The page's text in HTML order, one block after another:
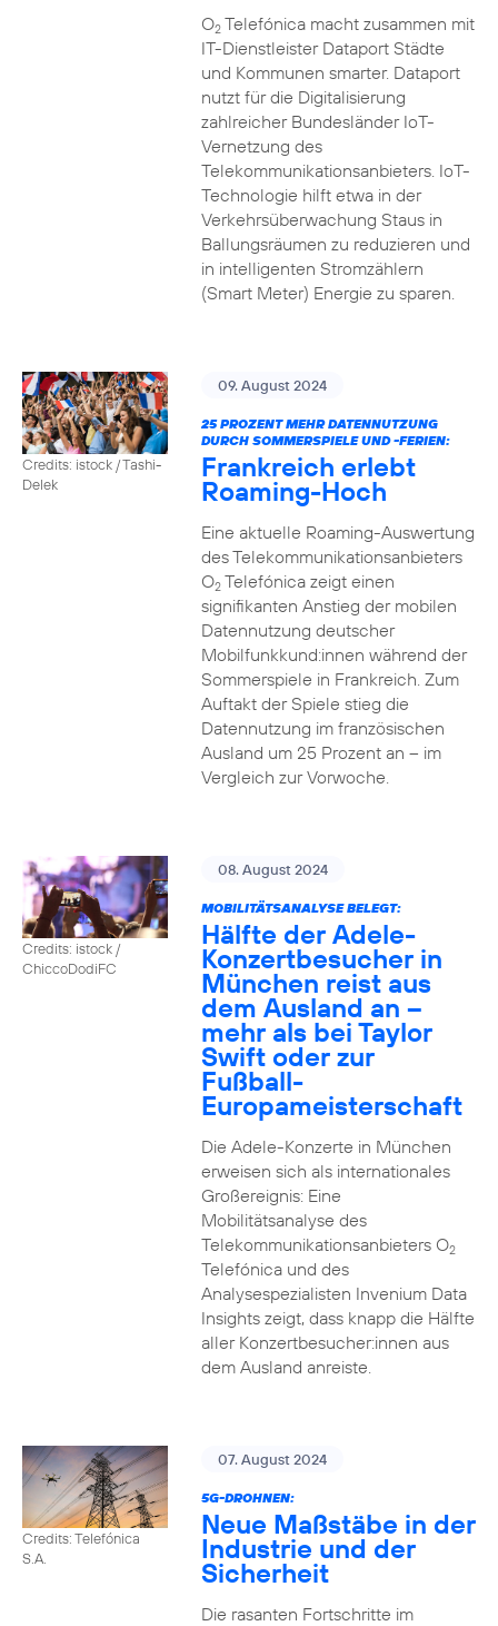
O2Telefónica macht zusammen mit
IT-Dienstleister Dataport Städte
und Kommunen smarter. Dataport
nutzt für die Digitalisierung
zahlreicher Bundesländer IoT-
Vernetzung des
Telekommunikationsanbieters. IoT-
Technologie hilft etwa in der
Verkehrsüberwachung Staus in
Ballungsräumen zu reduzieren und
in intelligenten Stromzählern
(Smart Meter) Energie zu sparen.
Credits: istock / Tashi-
Delek
09. August 2024
25 PROZENT MEHR DATENNUTZUNG
DURCH SOMMERSPIELE UND -FERIEN:
Frankreich erlebt
Roaming-Hoch
Eine aktuelle Roaming-Auswertung
des Telekommunikationsanbieters
O2Telefónica zeigt einen
signifikanten Anstieg der mobilen
Datennutzung deutscher
Mobilfunkkund:innen während der
Sommerspiele in Frankreich. Zum
Auftakt der Spiele stieg die
Datennutzung im französischen
Ausland um 25 Prozent an – im
Vergleich zur Vorwoche.
Credits: istock /
ChiccoDodiFC
08. August 2024
MOBILITÄTSANALYSE BELEGT:
Hälfte der Adele-
Konzertbesucher in
München reist aus
dem Ausland an –
mehr als bei Taylor
Swift oder zur
Fußball-
Europameisterschaft
Die Adele-Konzerte in München
erweisen sich als internationales
Großereignis: Eine
Mobilitätsanalyse des
Telekommunikationsanbieters O2
Telefónica und des
Analysespezialisten Invenium Data
Insights zeigt, dass knapp die Hälfte
aller Konzertbesucher:innen aus
dem Ausland anreiste.
Credits: Telefónica
S.A.
07. August 2024
5G-DROHNEN:
Neue Maßstäbe in der
Industrie und der
Sicherheit
Die rasanten Fortschritte im